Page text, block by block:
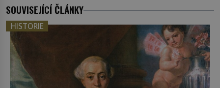
SOUVISEJÍCÍ ČLÁNKY
HISTORIE